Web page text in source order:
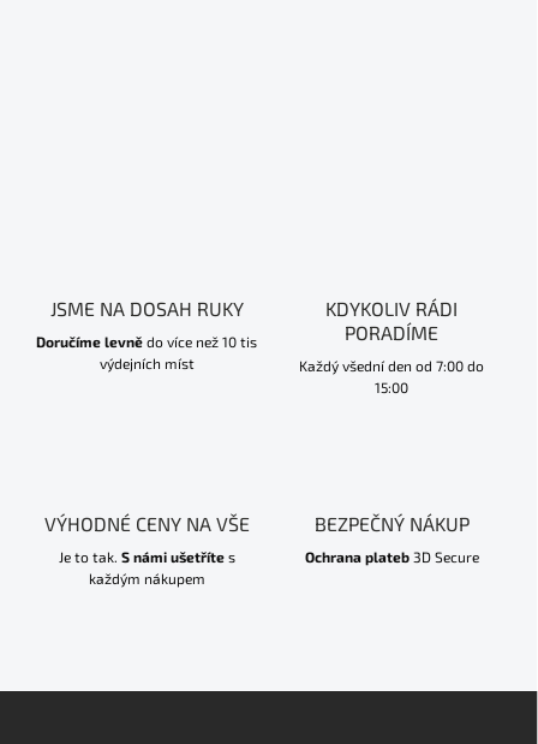
JSME NA DOSAH RUKY
Doručíme levně do více než 10 tis
výdejních míst
KDYKOLIV RÁDI
PORADÍME
Každý všední den od 7:00 do
15:00
VÝHODNÉ CENY NA VŠE
Je to tak. S námi ušetřítes
každým nákupem
BEZPEČNÝ NÁKUP
Ochrana plateb3D Secure